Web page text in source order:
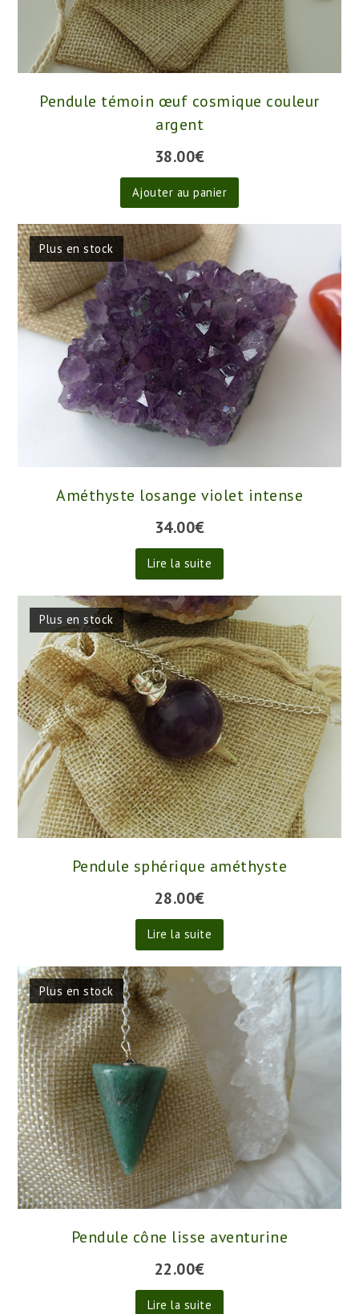
Pendule témoin œuf cosmique couleur
argent
38.00€
Ajouter au panier
Plus en stock
Améthyste losange violet intense
34.00€
Lire la suite
Plus en stock
Pendule sphérique améthyste
28.00€
Lire la suite
Plus en stock
Pendule cône lisse aventurine
22.00€
Lire la suite